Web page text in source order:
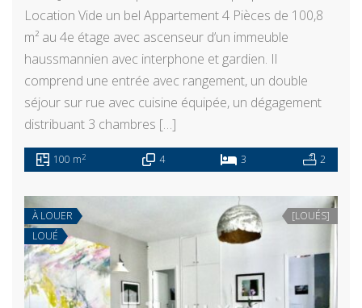
Location Vide un bel Appartement 4 Pièces de 100,8
m² au 4e étage avec ascenseur d’un immeuble
haussmannien avec interphone et gardien. Il
comprend une entrée avec rangement, un double
séjour sur rue avec cuisine équipée, un dégagement
distribuant 3 chambres […]
100 m2 4 3 2
À LOUER
LOUÉ
[LOUÉS]